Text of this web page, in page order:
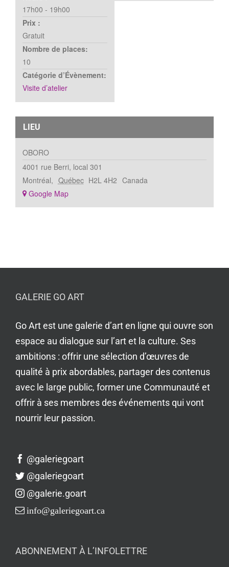
17h00 - 19h00
Prix :
Gratuit
Nombre de places:
10
Catégorie d’Évènement:
Visite d’atelier
LIEU
OBORO
4001 rue Berri, local 301
Montréal, Québec H2L 4H2 Canada
+ Google Map
GALERIE GO ART
Go Art est une galerie d’art en ligne qui ouvre son
espace au dialogue sur l’art et la culture. Ses
ambitions : offrir une sélection d’œuvres de
qualité à prix abordables, partager des contenus
avec le large public, former une Communauté et
offrir à ses membres des événements qui vont
nourrir leur passion.
@galeriegoart
@galeriegoart
@galerie.goart
info@galeriegoart.ca
ABONNEMENT À L’INFOLETTRE